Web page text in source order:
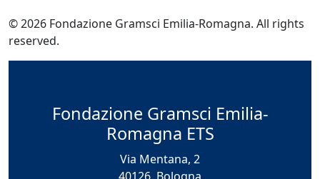
© 2026 Fondazione Gramsci Emilia-Romagna. All rights
reserved.
Fondazione Gramsci Emilia-
Romagna ETS
Via Mentana, 2